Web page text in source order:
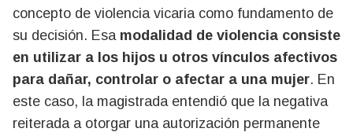
concepto de violencia vicaria como fundamento de
su decisión. Esa modalidad de violencia consiste
en utilizar a los hijos u otros vínculos afectivos
para dañar, controlar o afectar a una mujer. En
este caso, la magistrada entendió que la negativa
reiterada a otorgar una autorización permanente